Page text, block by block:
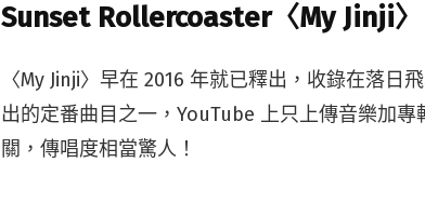
Sunset Rollercoaster〈My Jinji〉
〈My Jinji〉早在 2016 年就已釋出，收錄在落日
出的定番曲目之一，YouTube 上只上傳音樂加
關，傳唱度相當驚人！